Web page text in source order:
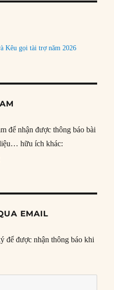
Kêu gọi tài trợ năm 2026
để nhận được thông báo bài
hữu ích khác:
EMAIL
để được nhận thông báo khi